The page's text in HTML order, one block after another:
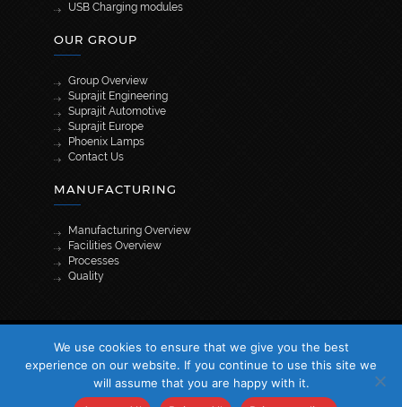
USB Charging modules
OUR GROUP
Group Overview
Suprajit Engineering
Suprajit Automotive
Suprajit Europe
Phoenix Lamps
Contact Us
MANUFACTURING
Manufacturing Overview
Facilities Overview
Processes
Quality
© 2026 Suprajit. All Rights Reserved
We use cookies to ensure that we give you the best
experience on our website. If you continue to use this site we
will assume that you are happy with it.